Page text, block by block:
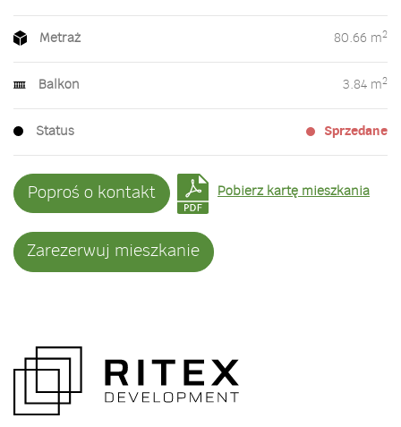
Metraż 80.66 m2
Balkon 3.84 m2
Status Sprzedane
Pobierz kartę mieszkania
Poproś o kontakt
Zarezerwuj mieszkanie